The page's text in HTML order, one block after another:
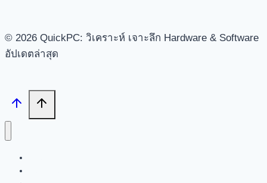
© 2026 QuickPC: วิเคราะห์ เจาะลึก Hardware & Software
อัปเดตล่าสุด